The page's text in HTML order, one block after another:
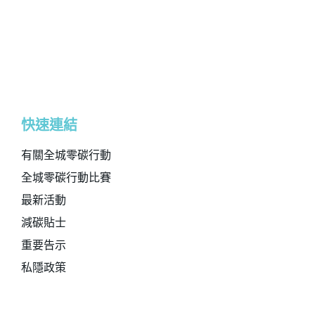
快速連結
有關全城零碳行動
全城零碳行動比賽
最新活動
減碳貼士
重要告示
私隱政策